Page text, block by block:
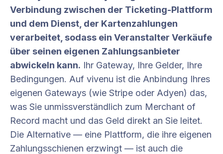
Verbindung zwischen der Ticketing-Plattform
und dem Dienst, der Kartenzahlungen
verarbeitet, sodass ein Veranstalter Verkäufe
über seinen eigenen Zahlungsanbieter
abwickeln kann. Ihr Gateway, Ihre Gelder, Ihre
Bedingungen. Auf vivenu ist die Anbindung Ihres
eigenen Gateways (wie Stripe oder Adyen) das,
was Sie unmissverständlich zum Merchant of
Record macht und das Geld direkt an Sie leitet.
Die Alternative — eine Plattform, die ihre eigenen
Zahlungsschienen erzwingt — ist auch die